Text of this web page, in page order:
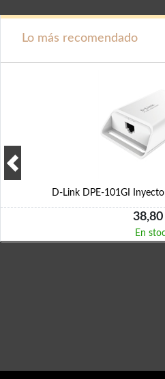
Lo más recomendado
D-Link DPE-101GI
38,80
En